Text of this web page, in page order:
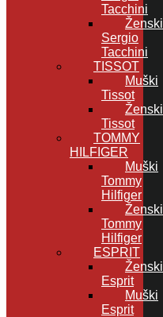
Tacchini
Ženski
Sergio
Tacchini
TISSOT
Muški
Tissot
Ženski
Tissot
TOMMY
HILFIGER
Muški
Tommy
Hilfiger
Ženski
Tommy
Hilfiger
ESPRIT
Ženski
Esprit
Muški
Esprit